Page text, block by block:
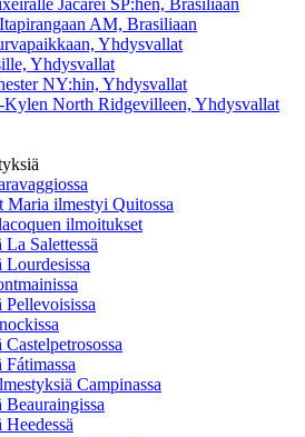
AM, Brasiliaan
Yhdysvallat
Yhdysvallat
NY:hin, Yhdysvallat
Kylen North Ridgevilleen, Yhdysvallat
Maria ilmestyi Quitossa
ilmoitukset
Salettessä
Campinassa